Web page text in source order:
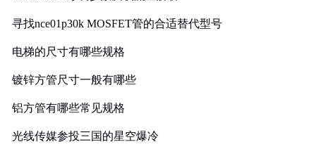
寻找nce01p30k MOSFET管的合适替代型号
电梯的尺寸有哪些规格
镀锌方管尺寸一般有哪些
铝方管有哪些常见规格
光线传媒参投三国的星空爆冷